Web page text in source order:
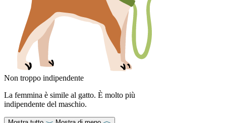
Non troppo indipendente
La femmina è simile al gatto. È molto più
indipendente del maschio.